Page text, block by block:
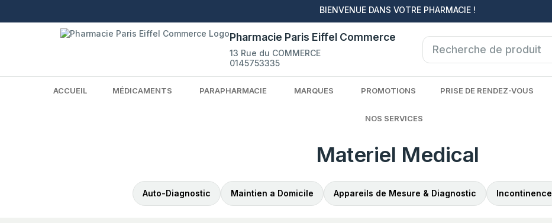
BIENVENUE DANS VOTRE PHARMACIE !
Pharmacie Paris Eiffel Commerce
13 Rue du COMMERCE
0145753335
ACCUEIL MÉDICAMENTS PARAPHARMACIE MARQUES PROMOTIONS PRISE DE RENDEZ-VOUS
NOS SERVICES
Materiel Medical
Auto-Diagnostic Maintien a Domicile Appareils de Mesure & Diagnostic Incontinence